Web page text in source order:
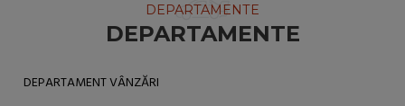
DEPARTAMENTE
DEPARTAMENTE
DEPARTAMENT VÂNZĂRI